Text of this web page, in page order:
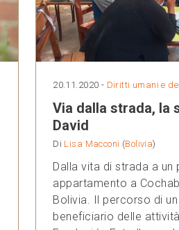
20.11.2020 - Diritti umani e
Via dalla strada, la
David
Di Lisa Macconi (Bolivia)
Dalla vita di strada a un
appartamento a
Bolivia. Il percorso di
beneficiario delle